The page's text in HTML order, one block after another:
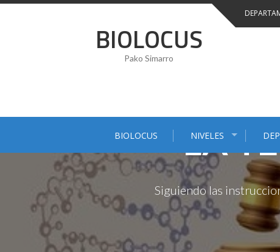
Saltar
BIOLOCUS
Pako Simarro
BIOLOCUS NIVELES
LA
Siguiendo las